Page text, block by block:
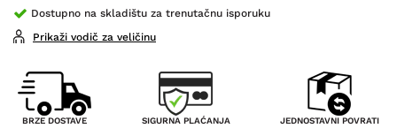
Dostupno na skladištu za trenutačnu isporuku
Prikaži vodič za veličinu
BRZE DOSTAVE SIGURNA PLAĆANJA JEDNOSTAVNI POVRATI